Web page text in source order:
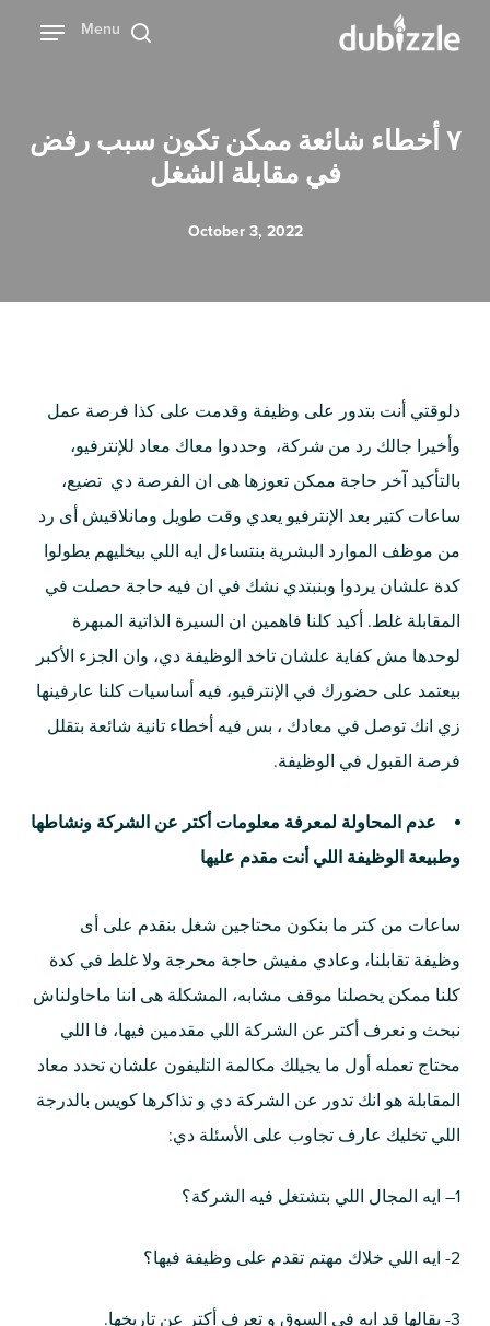
content
بحث
Menu
۷ أخطاء شائعة ممكن تكون سبب رفض
في مقابلة الشغل
October 3, 2022
دلوقتي أنت بتدور على وظيفة وقدمت على كذا فرصة عمل
وأخيرا جالك رد من شركة، وحددوا معاك معاد للإنترفيو،
بالتأكيد آخر حاجة ممكن تعوزها هى ان الفرصة دي تضيع،
ساعات كتير بعد الإنترفيو يعدي وقت طويل ومانلاقيش أى رد
من موظف الموارد البشرية بنتساءل ايه اللي بيخليهم يطولوا
كدة علشان يردوا وبنبتدي نشك في ان فيه حاجة حصلت في
المقابلة غلط. أكيد كلنا فاهمين ان السيرة الذاتية المبهرة
لوحدها مش كفاية علشان تاخد الوظيفة دي، وان الجزء الأكبر
بيعتمد على حضورك في الإنترفيو، فيه أساسيات كلنا عارفينها
زي انك توصل في معادك ، بس فيه أخطاء تانية شائعة بتقلل
فرصة القبول في الوظيفة.
عدم المحاولة لمعرفة معلومات أكتر عن الشركة ونشاطها
وطبيعة الوظيفة اللي أنت مقدم عليها
ساعات من كتر ما بنكون محتاجين شغل بنقدم على أى
وظيفة تقابلنا، وعادي مفيش حاجة محرجة ولا غلط في كدة
كلنا ممكن يحصلنا موقف مشابه، المشكلة هى اننا ماحاولناش
نبحث و نعرف أكتر عن الشركة اللي مقدمين فيها، فا اللي
محتاج تعمله أول ما يجيلك مكالمة التليفون علشان تحدد معاد
المقابلة هو انك تدور عن الشركة دي و تذاكرها كويس بالدرجة
اللي تخليك عارف تجاوب على الأسئلة دي:
1– ايه المجال اللي بتشتغل فيه الشركة؟
2- ايه اللي خلاك مهتم تقدم على وظيفة فيها؟
3- بقالها قد ايه في السوق و تعرف أكتر عن تاريخها.